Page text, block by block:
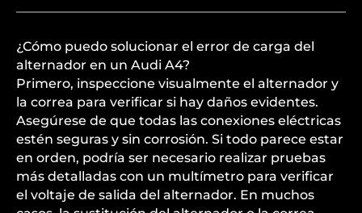
¿Cómo puedo solucionar el error de carga del
alternador en un Audi A4?
Primero, inspeccione visualmente el alternador y
la correa para verificar si hay daños evidentes.
Asegúrese de que todas las conexiones eléctricas
estén seguras y sin corrosión. Si todo parece estar
en orden, podría ser necesario realizar pruebas
más detalladas con un multímetro para verificar
el voltaje de salida del alternador. En muchos